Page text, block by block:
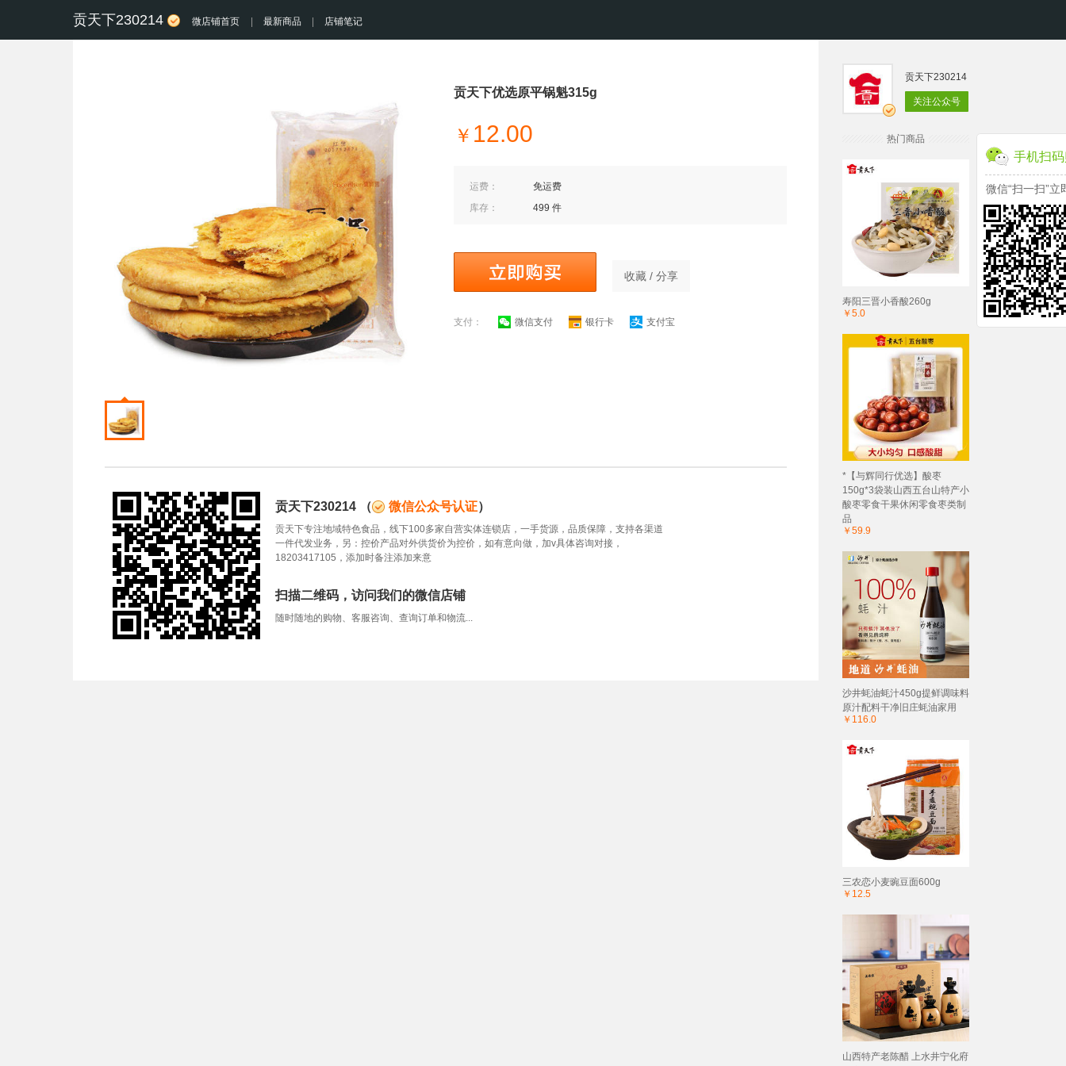
贡天下230214 微店铺首页 最新商品 店铺笔记
贡天下优选原平锅魁315g
￥ 12.00
运费：
免运费
库存：
499 件
收藏 / 分享
支付： 微信支付 银行卡 支付宝
贡天下230214 （ 微信公众号认证）
贡天下专注地域特色食品，线下100多家自营实体连锁店，一手货源，品质保障，支持各渠道
一件代发业务，另：控价产品对外供货价为控价，如有意向做，加v具体咨询对接，
18203417105，添加时备注添加来意
扫描二维码，访问我们的微信店铺
随时随地的购物、客服咨询、查询订单和物流...
贡天下230214
关注公众号
热门商品
寿阳三晋小香酸260g
￥5.0
*【与辉同行优选】酸枣
150g*3袋装山西五台山特产小
酸枣零食干果休闲零食枣类制
品
￥59.9
沙井蚝油蚝汁450g提鲜调味料
原汁配料干净旧庄蚝油家用
￥116.0
三农恋小麦豌豆面600g
￥12.5
山西特产老陈醋 上水井宁化府
手机扫
微信“扫一扫”立